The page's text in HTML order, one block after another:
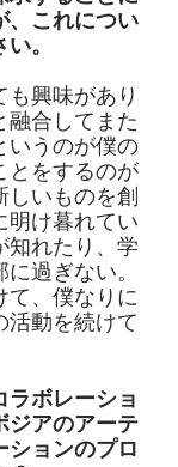
、これについ
。
興味があり
融合してまた
いうのが僕の
とをするのが
いものを創
明け暮れてい
知れたり、学
過ぎない。
て、僕なりに
活動を続けて
ラボレーショ
ジアのアーテ
ションのプロ